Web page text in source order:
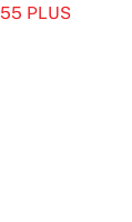
PLUS